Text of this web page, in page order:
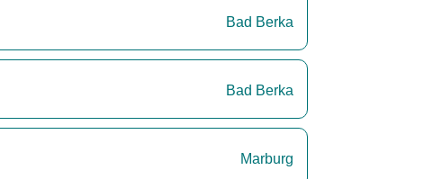
Bad Berka
Bad Berka
Marburg